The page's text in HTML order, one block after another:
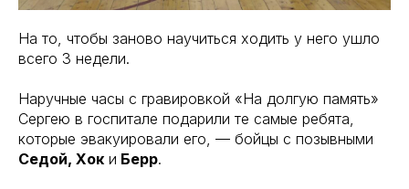
На то, чтобы заново научиться ходить у него ушло
всего 3 недели.
Наручные часы с гравировкой «На долгую память»
Сергею в госпитале подарили те самые ребята,
которые эвакуировали его, — бойцы с позывными
Седой, Хок и Берр.